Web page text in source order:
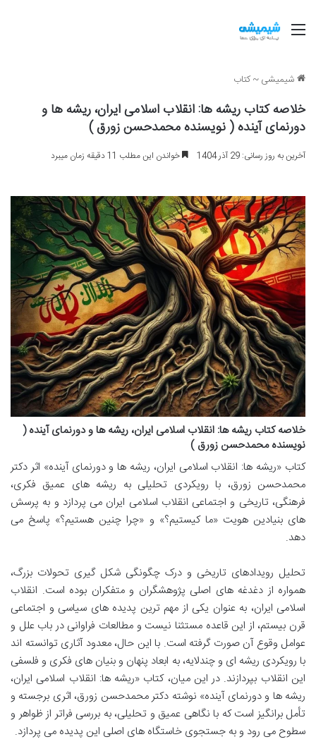
منو
شیمیشی~کتاب
خلاصه کتاب ریشه ها: انقلاب اسلامی ایران، ریشه ها و
دورنمای آینده ( نویسنده محمدحسن زورق )
آخرین به روز رسانی: 29 آذر 1404 خواندن این مطلب 11 دقیقه زمان میبرد
خلاصه کتاب ریشه ها: انقلاب اسلامی ایران، ریشه ها و دورنمای آینده (
نویسنده محمدحسن زورق )
کتاب «ریشه ها: انقلاب اسلامی ایران، ریشه ها و دورنمای آینده» اثر دکتر
محمدحسن زورق، با رویکردی تحلیلی به ریشه های عمیق فکری،
فرهنگی، تاریخی و اجتماعی انقلاب اسلامی ایران می پردازد و به پرسش
های بنیادین هویت «ما کیستیم؟» و «چرا چنین هستیم؟» پاسخ می
دهد.
تحلیل رویدادهای تاریخی و درک چگونگی شکل گیری تحولات بزرگ،
همواره از دغدغه های اصلی پژوهشگران و متفکران بوده است. انقلاب
اسلامی ایران، به عنوان یکی از مهم ترین پدیده های سیاسی و اجتماعی
قرن بیستم، از این قاعده مستثنا نیست و مطالعات فراوانی در باب علل و
عوامل وقوع آن صورت گرفته است. با این حال، معدود آثاری توانسته اند
با رویکردی ریشه ای و چندلایه، به ابعاد پنهان و بنیان های فکری و فلسفی
این انقلاب بپردازند. در این میان، کتاب «ریشه ها: انقلاب اسلامی ایران،
ریشه ها و دورنمای آینده» نوشته دکتر محمدحسن زورق، اثری برجسته و
تأمل برانگیز است که با نگاهی عمیق و تحلیلی، به بررسی فراتر از ظواهر و
سطوح می رود و به جستجوی خاستگاه های اصلی این پدیده می پردازد.